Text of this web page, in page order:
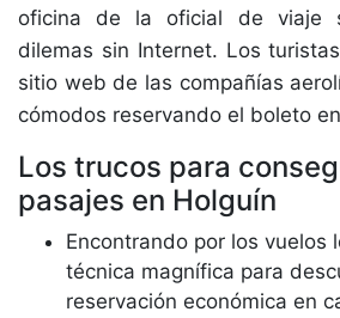
oficina de la oficial de viaje
dilemas sin Internet. Los
sitio web de las compañías
cómodos reservando el boleto
Los trucos para
pasajes en Holguín
Encontrando por los vuelos
técnica magnífica para
reservación económica en